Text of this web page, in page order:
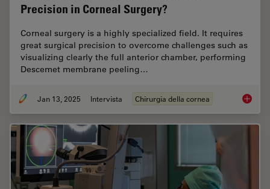
Precision in Corneal Surgery?
Corneal surgery is a highly specialized field. It requires
great surgical precision to overcome challenges such as
visualizing clearly the full anterior chamber, performing
Descemet membrane peeling…
Jan 13, 2025 Intervista Chirurgia della cornea How